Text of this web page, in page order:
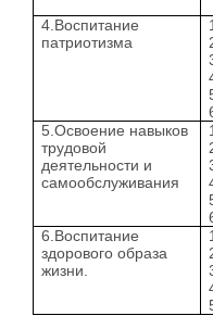
4.Воспитание
патриотизма
5.Освоение навыков
трудовой
деятельности и
самообслуживания
6.Воспитание
здорового образа
жизни.